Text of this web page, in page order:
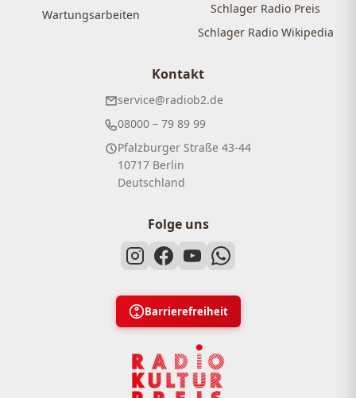
Wartungsarbeiten
Schlager Radio Preis
Schlager Radio Wikipedia
Kontakt
service@radiob2.de
08000 – 79 89 99
Pfalzburger Straße 43-44
10717 Berlin
Deutschland
Folge uns
Barrierefreiheit